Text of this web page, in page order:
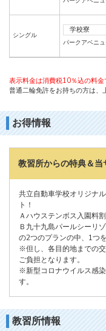
シングル
学校寮
パークアベニ
表示料金は消費税10％込の料金
普通二輪免許をお持ちの方は、
お得情報
教習所からの特典＆
共立自動車学校オリジナ
ト！
Ａハウステンボス入園料
Ｂ九十九島パールシーリ
の2つのプランの中、1つ
※但し、各目的地までの
ご負担となります。
※新型コロナウイルス感
す。
教習所情報